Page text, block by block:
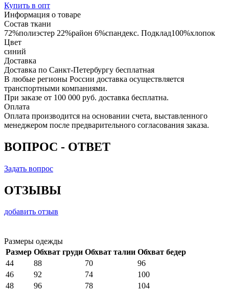
Купить в опт
Информация о товаре
Состав ткани
72%полиэстер 22%район 6%спандекс. Подклад100%хлопок
Цвет
синий
Доставка
Доставка по Санкт-Петербургу бесплатная
В любые регионы России доставка осуществляется
транспортными компаниями.
При заказе от 100 000 руб. доставка бесплатна.
Оплата
Оплата производится на основании счета, выставленного
менеджером после предварительного согласования заказа.
ВОПРОС - ОТВЕТ
Задать вопрос
ОТЗЫВЫ
добавить отзыв
Размеры одежды
Размер Обхват груди Обхват талии Обхват бедер
44
88 70
96
46
92 74
100
48
96 78
104